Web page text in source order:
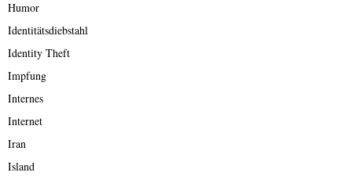
Humor
Identitätsdiebstahl
Identity Theft
Impfung
Internes
Internet
Iran
Island